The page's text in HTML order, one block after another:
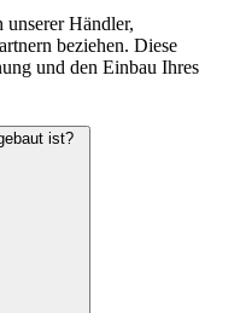
Händler,
beziehen. Diese
und den Einbau Ihres
ist?